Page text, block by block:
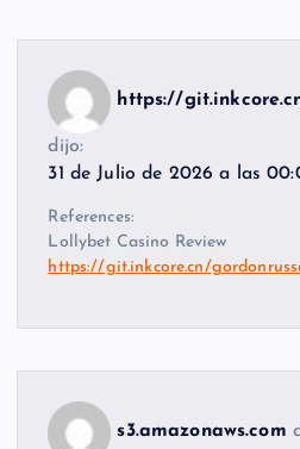
https://
dijo:
31 de Julio de 2026 a las
References:
Lollybet Casino Review
https://git.inkcore.cn/
s3.amazonaws.com